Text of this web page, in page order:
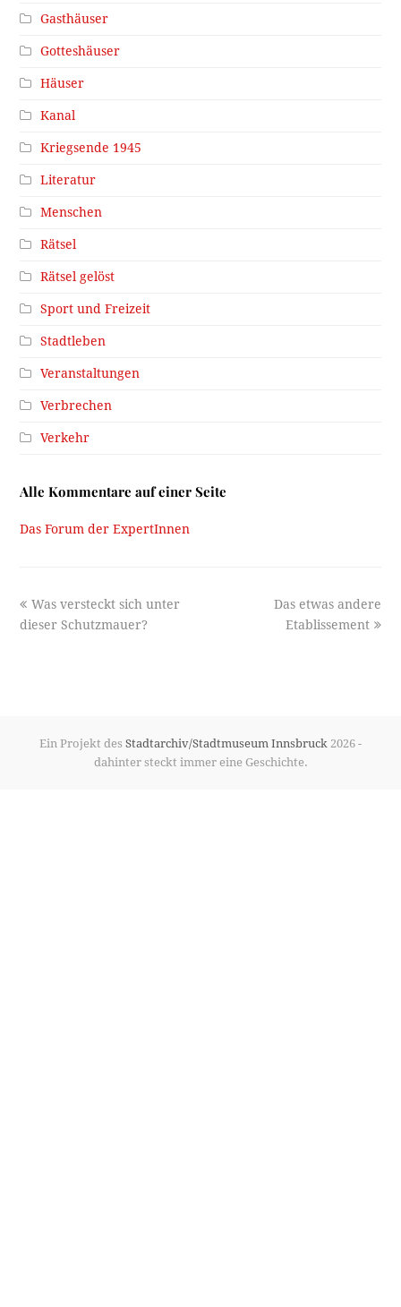
Gasthäuser
Gotteshäuser
Häuser
Kanal
Kriegsende 1945
Literatur
Menschen
Rätsel
Rätsel gelöst
Sport und Freizeit
Stadtleben
Veranstaltungen
Verbrechen
Verkehr
Alle Kommentare auf einer Seite
Das Forum der ExpertInnen
previous
post:
Was versteckt sich unter
dieser Schutzmauer?
next
post:
Das etwas andere
Etablissement
Ein Projekt des Stadtarchiv/Stadtmuseum Innsbruck 2026 -
dahinter steckt immer eine Geschichte.